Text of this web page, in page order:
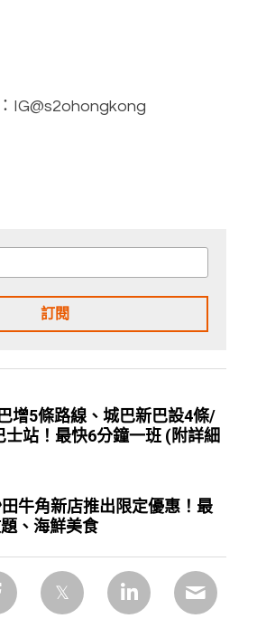
IG@s2ohongkong
訂閱
增5條路線、城巴新巴設4條/
士站！最快6分鐘一班 (附詳細
牛角新店推出限定優惠！最
、海鮮美食